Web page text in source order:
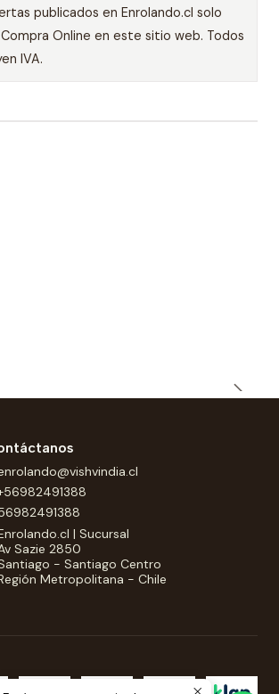
publicados en Enrolando.cl solo
Online en este sitio web. Todos
IVA.
| Sucursal
Sazie 2850
- Santiago Centro
Metropolitana - Chile